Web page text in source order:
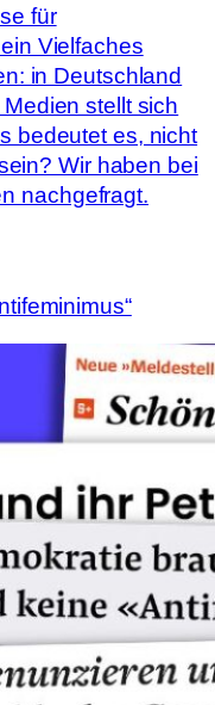
für
Vielfaches
in Deutschland
stellt sich
bedeutet es, nicht
Wir haben bei
nachgefragt.